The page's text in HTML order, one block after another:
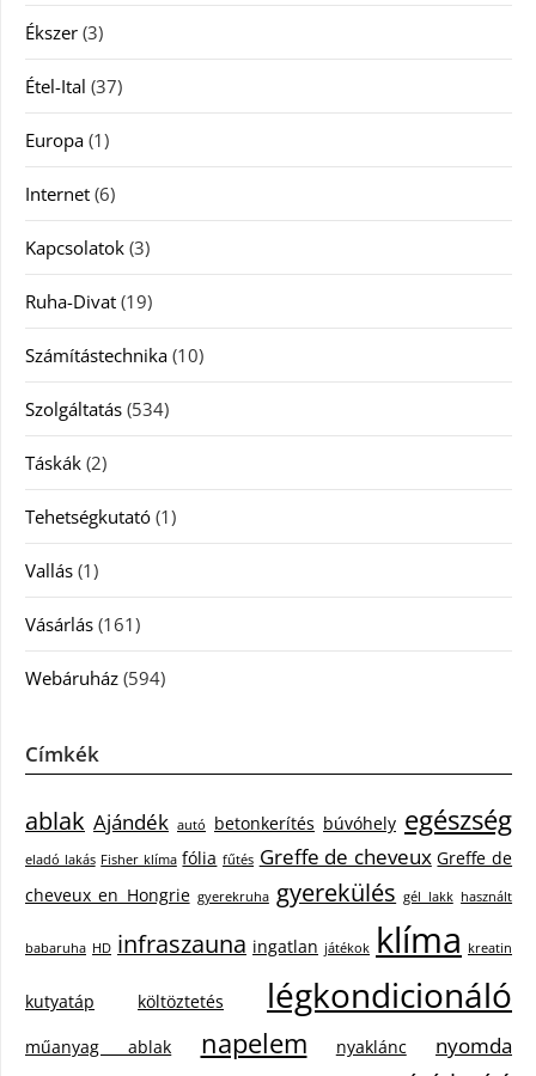
Ékszer (3)
Étel-Ital (37)
Europa (1)
Internet (6)
Kapcsolatok (3)
Ruha-Divat (19)
Számítástechnika (10)
Szolgáltatás (534)
Táskák (2)
Tehetségkutató (1)
Vallás (1)
Vásárlás (161)
Webáruház (594)
Címkék
ablak Ajándék autó betonkerítés búvóhely egészség
eladó lakás Fisher klíma fólia fűtés Greffe de cheveux Greffe de
cheveux en Hongrie gyerekruha gyerekülés gél lakk használt
babaruha HD infraszauna ingatlan játékok klíma kreatin
kutyatáp költöztetés légkondicionáló
műanyag ablak napelem nyaklánc nyomda